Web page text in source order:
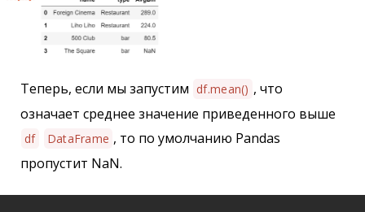
Теперь, если мы запустим df.mean() , что
означает среднее значение приведенного выше
df DataFrame , то по умолчанию Pandas
пропустит NaN.